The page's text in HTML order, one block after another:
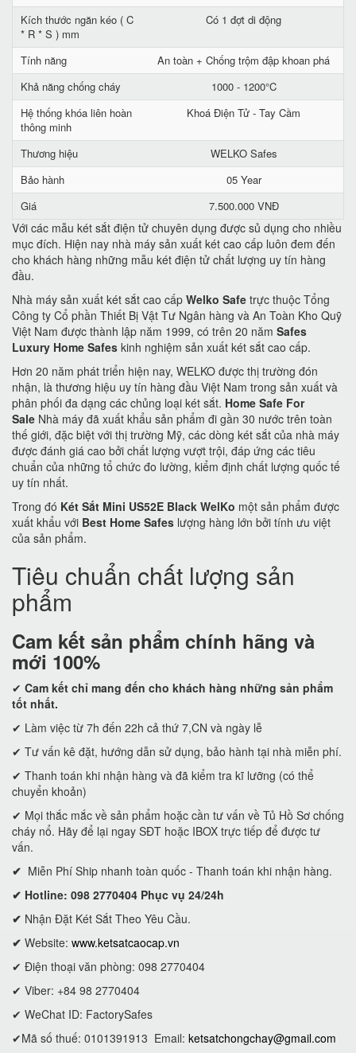
Kích thước ngăn kéo ( C
* R * S ) mm
Có 1 đợt di động
Tính năng
An toàn + Chống trộm đập khoan phá
Khả năng chống cháy
1000 - 1200°C
Hệ thống khóa liên hoàn
thông minh
Khoá Điện Tử - Tay Cầm
Thương hiệu
WELKO Safes
Bảo hành
05 Year
Giá
7.500.000 VNĐ
Với các mẫu két sắt điện tử chuyên dụng được sủ dụng cho nhiều
mục đích. Hiện nay nhà máy sản xuất két cao cấp luôn đem đến
cho khách hàng những mẫu két điện tử chất lượng uy tín hàng
đầu.
Nhà máy sản xuất két sắt cao cấp Welko Safe trực thuộc Tổng
Công ty Cổ phần Thiết Bị Vật Tư Ngân hàng và An Toàn Kho Quỹ
Việt Nam được thành lập năm 1999, có trên 20 năm Safes
Luxury Home Safes kinh nghiệm sản xuất két sắt cao cấp.
Hơn 20 năm phát triển hiện nay, WELKO được thị trường đón
nhận, là thương hiệu uy tín hàng đầu Việt Nam trong sản xuất và
phân phối đa dạng các chủng loại két sắt. Home Safe For
Sale Nhà máy đã xuất khẩu sản phẩm đi gần 30 nước trên toàn
thế giới, đặc biệt với thị trường Mỹ, các dòng két sắt của nhà máy
được đánh giá cao bởi chất lượng vượt trội, đáp ứng các tiêu
chuẩn của những tổ chức đo lường, kiểm định chất lượng quốc tế
uy tín nhất.
Trong đó Két Sắt Mini US52E Black WelKo một sản phẩm được
xuất khẩu với Best Home Safes lượng hàng lớn bởi tính ưu việt
của sản phẩm.
Tiêu chuẩn chất lượng sản
phẩm
Cam kết sản phẩm chính hãng và
mới 100%
✔ Cam kết chỉ mang đến cho khách hàng những sản phẩm
tốt nhất.
✔ Làm việc từ 7h đến 22h cả thứ 7,CN và ngày lễ
✔ Tư vấn kê đặt, hướng dẫn sử dụng, bảo hành tại nhà miễn phí.
✔ Thanh toán khi nhận hàng và đã kiểm tra kĩ lưỡng (có thể
chuyển khoản)
✔ Mọi thắc mắc về sản phẩm hoặc cần tư vấn về Tủ Hồ Sơ chống
cháy nổ. Hãy để lại ngay SĐT hoặc IBOX trực tiếp để được tư
vấn.
✔ Miễn Phí Ship nhanh toàn quốc - Thanh toán khi nhận hàng.
✔ Hotline: 098 2770404 Phục vụ 24/24h
✔ Nhận Đặt Két Sắt Theo Yêu Cầu.
✔ Website: www.ketsatcaocap.vn
✔ Điện thoại văn phòng: 098 2770404
✔ Viber: +84 98 2770404
✔ WeChat ID: FactorySafes
✔Mã số thuế: 0101391913 Email: ketsatchongchay@gmail.com